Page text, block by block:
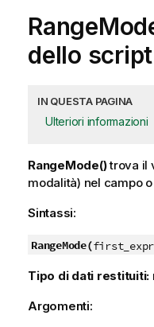
dello
IN QUESTA PAGINA
Ulteriori informazioni
RangeMode()trova il
modalità) nel campo
Sintassi:
RangeMode(
Tipo di dati restituiti:
Argomenti: